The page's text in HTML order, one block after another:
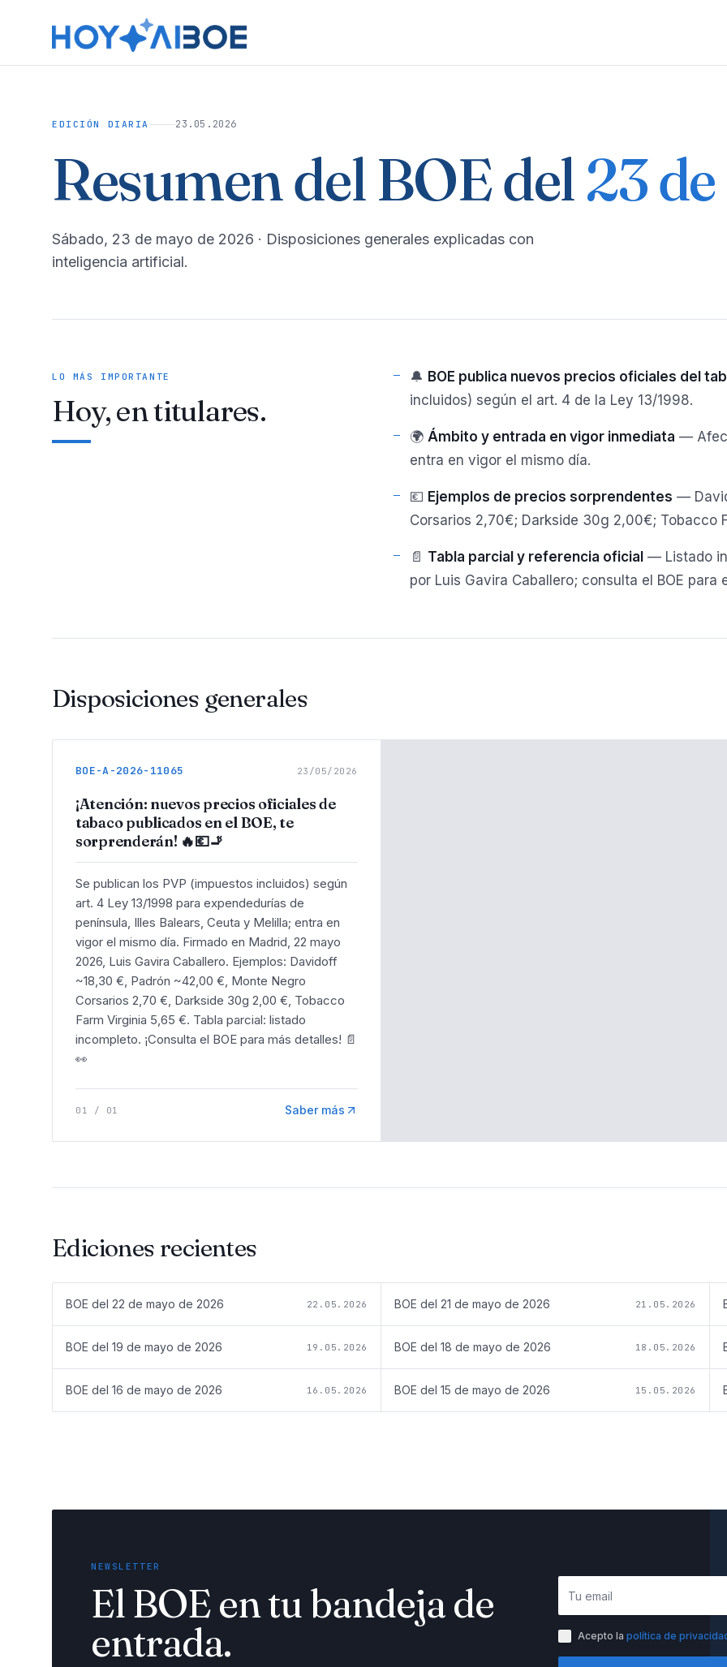
EDICIÓN DIARIA 23.05.2026
Resumen del BOE del23
sábado, 23 de mayo de 2026 · Disposiciones generales explicadas con
inteligencia artificial.
LO MÁS IMPORTANTE
Hoy, en titulares.
🔔 BOE publica nuevos precios oficiales del
incluidos) según el art. 4 de la Ley 13/1998.
🌍Ámbito y entrada en vigor inmediata —
entra en vigor el mismo día.
💶 Ejemplos de precios sorprendentes —
Corsarios 2,70€; Darkside 30g 2,00€; Tobacco
📄 Tabla parcial y referencia oficial — Listado
por Luis Gavira Caballero; consulta el BOE para
Disposiciones generales
BOE-A-2026-11065 23/05/2026
¡Atención: nuevos precios oficiales de
tabaco publicados en el BOE, te
sorprenderán! 🔥💶🚬
Se publican los PVP (impuestos incluidos) según
art. 4 Ley 13/1998 para expendedurías de
península, Illes Balears, Ceuta y Melilla; entra en
vigor el mismo día. Firmado en Madrid, 22 mayo
2026, Luis Gavira Caballero. Ejemplos: Davidoff
~18,30 €, Padrón ~42,00 €, Monte Negro
Corsarios 2,70 €, Darkside 30g 2,00 €, Tobacco
Farm Virginia 5,65 €. Tabla parcial: listado
incompleto. ¡Consulta el BOE para más detalles! 📄
👀
01 / 01 Saber más
Ediciones recientes
BOE del 22 de mayo de 2026 22.05.2026 BOE del 21 de mayo de 2026 21.05.2026
BOE del 19 de mayo de 2026 19.05.2026 BOE del 18 de mayo de 2026 18.05.2026
BOE del 16 de mayo de 2026 16.05.2026 BOE del 15 de mayo de 2026 15.05.2026
NEWSLETTER
El BOE en tu bandeja de
entrada.
Acepto la política de